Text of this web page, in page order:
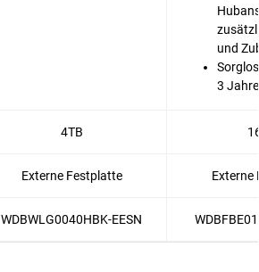
und
3
4TB
Externe Festplatte Externe
WDBWLG0040HBK-EESN